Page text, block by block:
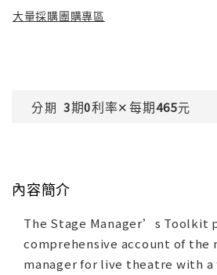
大量採購團購專區
分期 3期0利率✕每期465元
內容簡介
The Stage Manager’s Toolkit
comprehensive account of the
manager for live theatre with a